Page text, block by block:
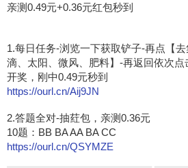
亲测0.49元+0.36元红包秒到
1.每日任务-浏览一下获取铲子-再点【
滴、太阳、微风、肥料】-再返回依次点
开奖，刚中0.49元秒到
https://ourl.cn/Aij9JN
2.答题全对-抽荭包，亲测0.36元
10题：BB BA AA BA CC
https://ourl.cn/QSYMZE